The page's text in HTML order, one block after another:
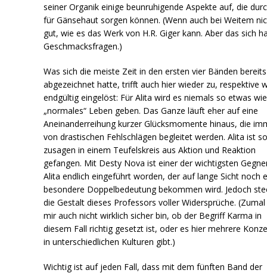
seiner Organik einige beunruhigende Aspekte auf, die
für Gänsehaut sorgen können. (Wenn auch bei Weitem
gut, wie es das Werk von H.R. Giger kann. Aber das sich
Geschmacksfragen.)
Was sich die meiste Zeit in den ersten vier Bänden bereits
abgezeichnet hatte, trifft auch hier wieder zu, respektive
endgültig eingelöst: Für Alita wird es niemals so etwas
„normales“ Leben geben. Das Ganze läuft eher auf eine
Aneinanderreihung kurzer Glücksmomente hinaus, die
von drastischen Fehlschlägen begleitet werden. Alita ist
zusagen in einem Teufelskreis aus Aktion und Reaktion
gefangen. Mit Desty Nova ist einer der wichtigsten
Alita endlich eingeführt worden, der auf lange Sicht noch
besondere Doppelbedeutung bekommen wird. Jedoch
die Gestalt dieses Professors voller Widersprüche. (Zumal
mir auch nicht wirklich sicher bin, ob der Begriff Karma in
diesem Fall richtig gesetzt ist, oder es hier mehrere
in unterschiedlichen Kulturen gibt.)
Wichtig ist auf jeden Fall, dass mit dem fünften Band der